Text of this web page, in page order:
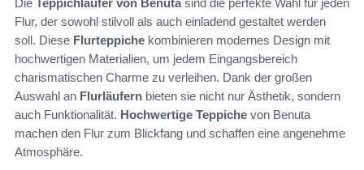
Die Teppichläufer von Benutasind die perfekte Wahl für jeden
Flur, der sowohl stilvoll als auch einladend gestaltet werden
soll. Diese Flurteppiche kombinieren modernes Design mit
hochwertigen Materialien, um jedem Eingangsbereich
charismatischen Charme zu verleihen. Dank der großen
Auswahl an Flurläufern bieten sie nicht nur Ästhetik, sondern
auch Funktionalität. Hochwertige Teppiche von Benuta
machen den Flur zum Blickfang und schaffen eine angenehme
Atmosphäre.